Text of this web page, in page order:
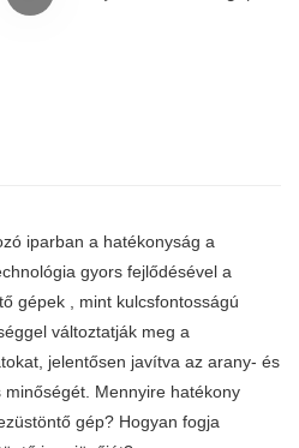
iparban a hatékonyság a
gyors fejlődésével a
gépek , mint kulcsfontosságú
változtatják meg a
jelentősen javítva az arany- és
Mennyire hatékony
gép? Hogyan fogja